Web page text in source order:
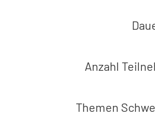
Anzahl
Themen